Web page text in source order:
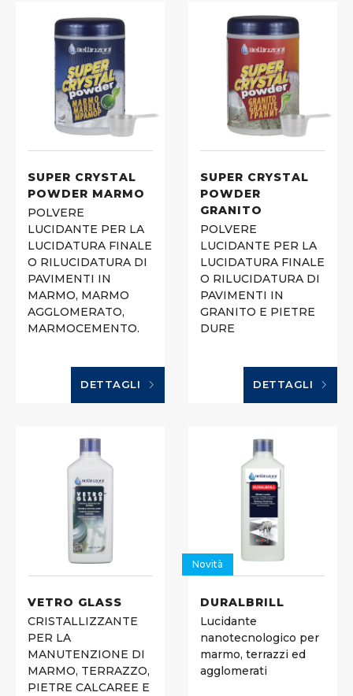
SUPER CRYSTAL
POWDER MARMO
POLVERE
LUCIDANTE PER LA
LUCIDATURA FINALE
O RILUCIDATURA DI
PAVIMENTI IN
MARMO, MARMO
AGGLOMERATO,
MARMOCEMENTO.
DETTAGLI
SUPER CRYSTAL
POWDER
GRANITO
POLVERE
LUCIDANTE PER LA
LUCIDATURA FINALE
O RILUCIDATURA DI
PAVIMENTI IN
GRANITO E PIETRE
DURE
DETTAGLI
VETRO GLASS
CRISTALLIZZANTE
PER LA
MANUTENZIONE DI
MARMO, TERRAZZO,
PIETRE CALCAREE E
Novità
DURALBRILL
Lucidante
nanotecnologico per
marmo, terrazzi ed
agglomerati